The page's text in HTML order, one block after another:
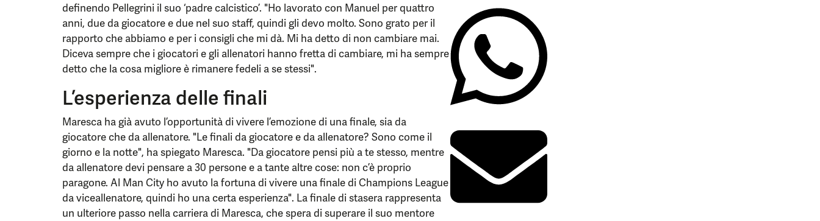
definendo Pellegrini il suo ‘padre calcistico’. "Ho lavorato con Manuel per quattro
anni, due da giocatore e due nel suo staff, quindi gli devo molto. Sono grato per il
rapporto che abbiamo e per i consigli che mi dà. Mi ha detto di non cambiare mai.
Diceva sempre che i giocatori e gli allenatori hanno fretta di cambiare, mi ha sempre
detto che la cosa migliore è rimanere fedeli a se stessi".
L’esperienza delle finali
Maresca ha già avuto l’opportunità di vivere l’emozione di una finale, sia da
giocatore che da allenatore. "Le finali da giocatore e da allenatore? Sono come il
giorno e la notte", ha spiegato Maresca. "Da giocatore pensi più a te stesso, mentre
da allenatore devi pensare a 30 persone e a tante altre cose: non c’è proprio
paragone. Al Man City ho avuto la fortuna di vivere una finale di Champions League
da viceallenatore, quindi ho una certa esperienza". La finale di stasera rappresenta
un ulteriore passo nella carriera di Maresca, che spera di superare il suo mentore